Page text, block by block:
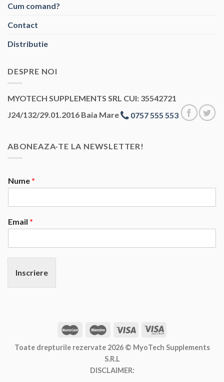
Cum comand?
Contact
Distributie
DESPRE NOI
MYOTECH SUPPLEMENTS SRL CUI: 35542721
J24/132/29.01.2016 Baia Mare
0757 555 553
ABONEAZA-TE LA NEWSLETTER!
Nume *
Email *
Inscriere
Toate drepturile rezervate 2026 © MyoTech Supplements
S.R.L
DISCLAIMER: